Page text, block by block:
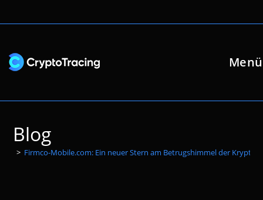
Inhalt
Menü
Blog
> Firmco-Mobile.com: Ein neuer Stern am Betrugshimmel der